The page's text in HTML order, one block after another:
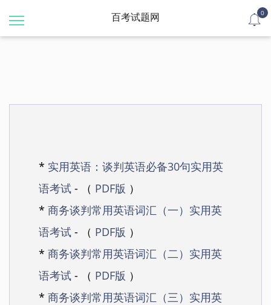
百考试题网 0
* 实用英语：谈判英语必备30句实用英
语考试 - （ PDF版 ）
* 商务谈判常用英语词汇（一）实用英
语考试 - （ PDF版 ）
* 商务谈判常用英语词汇（二）实用英
语考试 - （ PDF版 ）
* 商务谈判常用英语词汇（三）实用英